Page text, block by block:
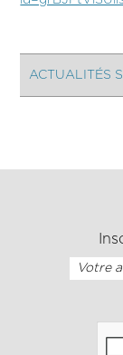
ACTUALITÉS